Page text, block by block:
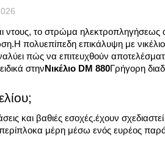
ντους, το στρώμα ηλεκτροπληγήσεως
πολυεπίπεδη επικάλυψη με
πώς να επιτευχθούν
στηνΝικέλιο DM 880Γρήγορη
και βαθιές εσοχές.έχουν
μέρη μέσω ενός ευρέος